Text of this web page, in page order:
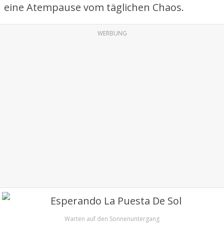
eine Atempause vom täglichen Chaos.
WERBUNG
Warten auf den Sonnenuntergang